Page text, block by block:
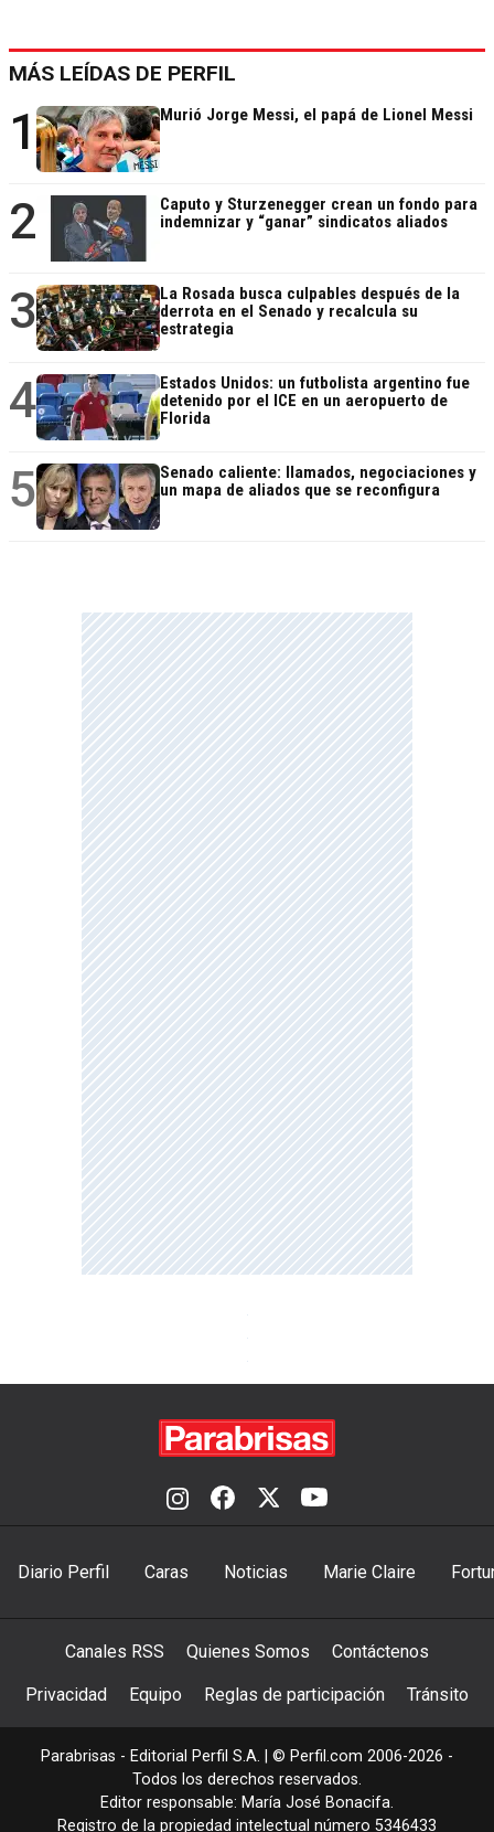
MÁS LEÍDAS DE PERFIL
1 Murió Jorge Messi, el papá de Lionel Messi
2
Caputo y Sturzenegger crean un fondo para
indemnizar y “ganar” sindicatos aliados
3
La Rosada busca culpables después de la
derrota en el Senado y recalcula su
estrategia
4
Estados Unidos: un futbolista argentino fue
detenido por el ICE en un aeropuerto de
Florida
5
Senado caliente: llamados, negociaciones y
un mapa de aliados que se reconfigura
Diario Perfil Caras Noticias Marie Claire
Canales RSS Quienes Somos Contáctenos
Privacidad Equipo Reglas de participación Tránsito
Parabrisas - Editorial Perfil S.A. | © Perfil.com 2006-2026 -
Todos los derechos reservados.
Editor responsable: María José Bonacifa.
Registro de la propiedad intelectual número 5346433